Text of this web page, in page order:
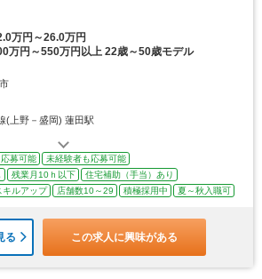
万円～26.0万円
万円～550万円以上 22歳～50歳モデル
(上野－盛岡) 蓮田駅
募可能
未経験者も応募可能
残業月10ｈ以下
住宅補助（手当）あり
キルアップ 店舗数10～29 積極採用中 夏～秋入職可
る この求人に興味がある